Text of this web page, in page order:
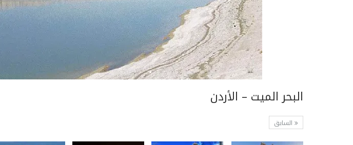
البحر الميت – الأردن
السابق